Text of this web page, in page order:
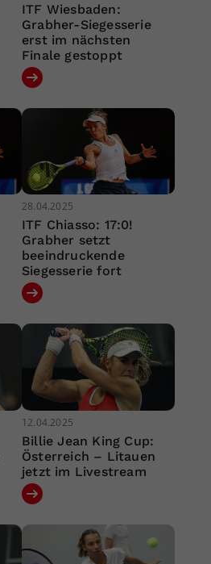
ITF Wiesbaden:
Grabher-Siegesserie
erst im nächsten
Finale gestoppt
28.04.2025
ITF Chiasso: 17:0!
Grabher setzt
beeindruckende
Siegesserie fort
12.04.2025
Billie Jean King Cup:
Österreich – Litauen
jetzt im Livestream